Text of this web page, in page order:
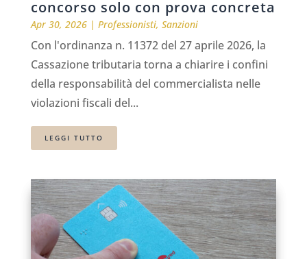
concorso solo con prova concreta
Apr 30, 2026| Professionisti, Sanzioni
Con l'ordinanza n. 11372 del 27 aprile 2026, la
Cassazione tributaria torna a chiarire i confini
della responsabilità del commercialista nelle
violazioni fiscali del...
LEGGI TUTTO